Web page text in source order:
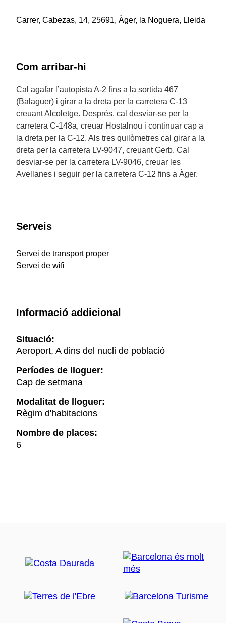
Carrer, Cabezas, 14, 25691, Àger, la Noguera, Lleida
Com arribar-hi
Cal agafar l’autopista A-2 fins a la sortida 467
(Balaguer) i girar a la dreta per la carretera C-13
creuant Alcoletge. Després, cal desviar-se per la
carretera C-148a, creuar Hostalnou i continuar cap a
la dreta per la C-12. Als tres quilòmetres cal girar a la
dreta per la carretera LV-9047, creuant Gerb. Cal
desviar-se per la carretera LV-9046, creuar les
Avellanes i seguir per la carretera C-12 fins a Àger.
Serveis
Servei de transport proper
Servei de wifi
Informació addicional
Situació:
Aeroport, A dins del nucli de població
Períodes de lloguer:
Cap de setmana
Modalitat de lloguer:
Règim d'habitacions
Nombre de places:
6